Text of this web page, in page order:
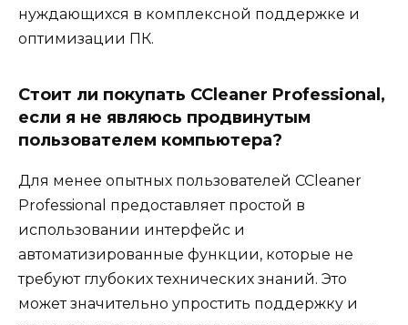
нуждающихся в комплексной поддержке и
оптимизации ПК.
Стоит ли покупать CCleaner Professional,
если я не являюсь продвинутым
пользователем компьютера?
Для менее опытных пользователей CCleaner
Professional предоставляет простой в
использовании интерфейс и
автоматизированные функции, которые не
требуют глубоких технических знаний. Это
может значительно упростить поддержку и